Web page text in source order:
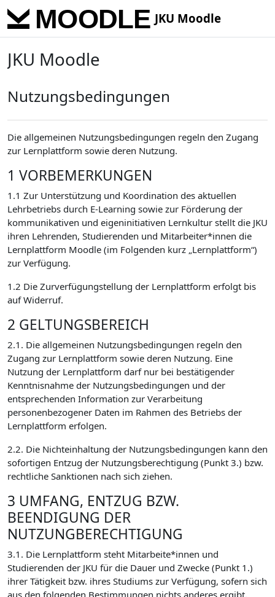
Skip to main content
JKU Moodle
JKU Moodle
Nutzungsbedingungen
Die allgemeinen Nutzungsbedingungen regeln den Zugang
zur Lernplattform sowie deren Nutzung.
1 VORBEMERKUNGEN
1.1 Zur Unterstützung und Koordination des aktuellen
Lehrbetriebs durch E-Learning sowie zur Förderung der
kommunikativen und eigeninitiativen Lernkultur stellt die JKU
ihren Lehrenden, Studierenden und Mitarbeiter*innen die
Lernplattform Moodle (im Folgenden kurz „Lernplattform“)
zur Verfügung.
1.2 Die Zurverfügungstellung der Lernplattform erfolgt bis
auf Widerruf.
2 GELTUNGSBEREICH
2.1. Die allgemeinen Nutzungsbedingungen regeln den
Zugang zur Lernplattform sowie deren Nutzung. Eine
Nutzung der Lernplattform darf nur bei bestätigender
Kenntnisnahme der Nutzungsbedingungen und der
entsprechenden Information zur Verarbeitung
personenbezogener Daten im Rahmen des Betriebs der
Lernplattform erfolgen.
2.2. Die Nichteinhaltung der Nutzungsbedingungen kann den
sofortigen Entzug der Nutzungsberechtigung (Punkt 3.) bzw.
rechtliche Sanktionen nach sich ziehen.
3 UMFANG, ENTZUG BZW.
BEENDIGUNG DER
NUTZUNGBERECHTIGUNG
3.1. Die Lernplattform steht Mitarbeite*innen und
Studierenden der JKU für die Dauer und Zwecke (Punkt 1.)
ihrer Tätigkeit bzw. ihres Studiums zur Verfügung, sofern sich
aus den folgenden Bestimmungen nichts anderes ergibt.